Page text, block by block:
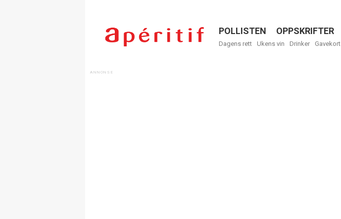
Menu
POLLISTEN OPPSKRIFTER
Dagens rett Ukens vin Drinker Gavekort